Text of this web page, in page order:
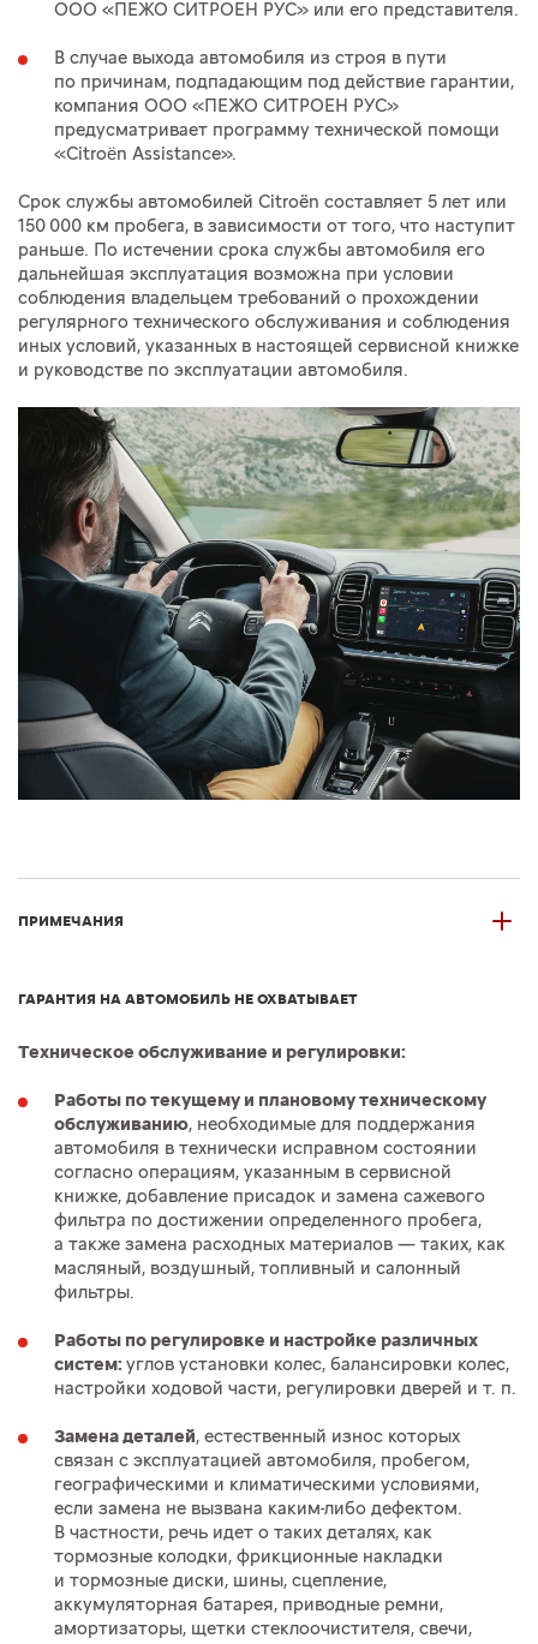
ООО «ПЕЖО СИТРОЕН РУС» или его представителя.
В случае выхода автомобиля из строя в пути
по причинам, подпадающим под действие гарантии,
компания ООО «ПЕЖО СИТРОЕН РУС»
предусматривает программу технической помощи
«Citroën Assistance».
Срок службы автомобилей Citroёn составляет 5 лет или
150 000 км пробега, в зависимости от того, что наступит
раньше. По истечении срока службы автомобиля его
дальнейшая эксплуатация возможна при условии
соблюдения владельцем требований о прохождении
регулярного технического обслуживания и соблюдения
иных условий, указанных в настоящей сервисной книжке
и руководстве по эксплуатации автомобиля.
ПРИМЕЧАНИЯ
ГАРАНТИЯ НА АВТОМОБИЛЬ НЕ ОХВАТЫВАЕТ
Техническое обслуживание и регулировки:
Работы по текущему и плановому техническому
обслуживанию, необходимые для поддержания
автомобиля в технически исправном состоянии
согласно операциям, указанным в сервисной
книжке, добавление присадок и замена сажевого
фильтра по достижении определенного пробега,
а также замена расходных материалов — таких, как
масляный, воздушный, топливный и салонный
фильтры.
Работы по регулировке и настройке различных
систем: углов установки колес, балансировки колес,
настройки ходовой части, регулировки дверей и т. п.
Замена деталей, естественный износ которых
связан с эксплуатацией автомобиля, пробегом,
географическими и климатическими условиями,
если замена не вызвана каким-либо дефектом.
В частности, речь идет о таких деталях, как
тормозные колодки, фрикционные накладки
и тормозные диски, шины, сцепление,
аккумуляторная батарея, приводные ремни,
амортизаторы, щетки стеклоочистителя, свечи,